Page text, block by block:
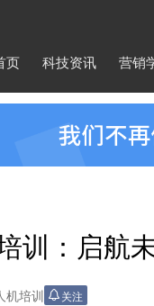
页 科技资讯 营销
训：启航
机培训 关注